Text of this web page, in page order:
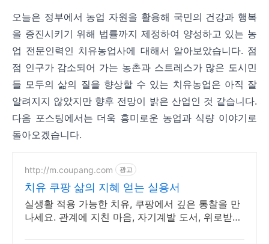
오늘은 정부에서 농업 자원을 활용해 국민의 건강과 행복
을 증진시키기 위해 법률까지 제정하여 양성하고 있는 농
업 전문인력인 치유농업사에 대해서 알아보았습니다. 점
점 인구가 감소되어 가는 농촌과 스트레스가 많은 도시민
들 모두의 삶의 질을 향상할 수 있는 치유농업은 아직 잘
알려지지 않았지만 향후 전망이 밝은 산업인 것 같습니다.
다음 포스팅에서는 더욱 흥미로운 농업과 식량 이야기로
돌아오겠습니다.
http://m.coupang.com 광고
치유 쿠팡 삶의 지혜 얻는 실용서
실생활 적용 가능한 치유, 쿠팡에서 깊은 통찰을 만
나세요. 관계에 지친 마음, 자기계발 도서, 위로받고